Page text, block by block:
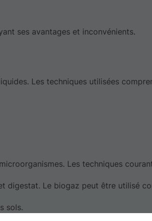
ses avantages et inconvénients.
Les techniques utilisées
Les techniques
digestat. Le biogaz peut être utilisé
sols.